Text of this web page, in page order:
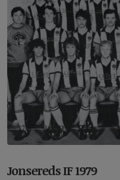
Jonsereds IF 1979